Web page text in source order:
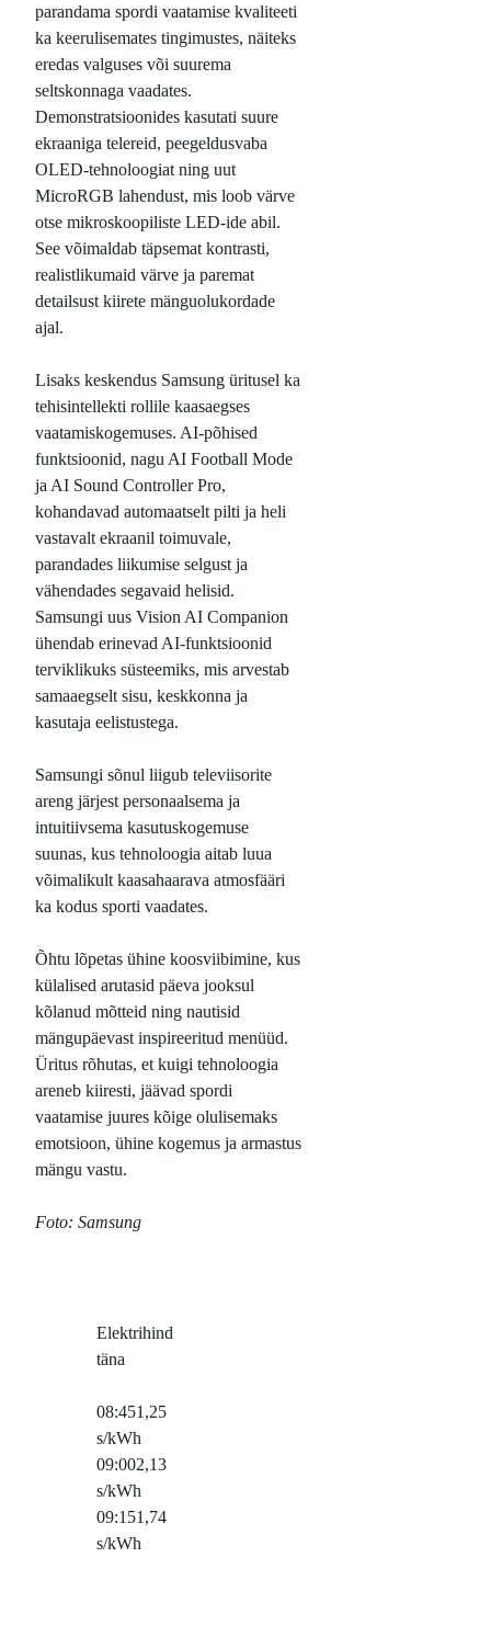
parandama spordi vaatamise kvaliteeti
ka keerulisemates tingimustes, näiteks
eredas valguses või suurema
seltskonnaga vaadates.
Demonstratsioonides kasutati suure
ekraaniga telereid, peegeldusvaba
OLED-tehnoloogiat ning uut
MicroRGB lahendust, mis loob värve
otse mikroskoopiliste LED-ide abil.
See võimaldab täpsemat kontrasti,
realistlikumaid värve ja paremat
detailsust kiirete mänguolukordade
ajal.
Lisaks keskendus Samsung üritusel ka
tehisintellekti rollile kaasaegses
vaatamiskogemuses. AI-põhised
funktsioonid, nagu AI Football Mode
ja AI Sound Controller Pro,
kohandavad automaatselt pilti ja heli
vastavalt ekraanil toimuvale,
parandades liikumise selgust ja
vähendades segavaid helisid.
Samsungi uus Vision AI Companion
ühendab erinevad AI-funktsioonid
terviklikuks süsteemiks, mis arvestab
samaaegselt sisu, keskkonna ja
kasutaja eelistustega.
Samsungi sõnul liigub televiisorite
areng järjest personaalsema ja
intuitiivsema kasutuskogemuse
suunas, kus tehnoloogia aitab luua
võimalikult kaasahaarava atmosfääri
ka kodus sporti vaadates.
Õhtu lõpetas ühine koosviibimine, kus
külalised arutasid päeva jooksul
kõlanud mõtteid ning nautisid
mängupäevast inspireeritud menüüd.
Üritus rõhutas, et kuigi tehnoloogia
areneb kiiresti, jäävad spordi
vaatamise juures kõige olulisemaks
emotsioon, ühine kogemus ja armastus
mängu vastu.
Foto: Samsung
Elektrihind
täna
08:451,25
s/kWh
09:002,13
s/kWh
09:151,74
s/kWh